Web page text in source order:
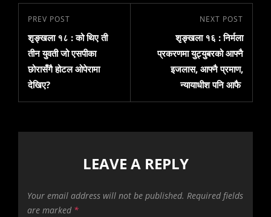
Post
navigation
Previous
Post
PREV POST
शृङ्खला १८ : को थिए ती
तीन युवती जो एसपीका
छोरासँगै होटल ओपेरामा
देखिए?
NEXT POST
शृङ्खला १६ : निर्मला
प्रकरणमा युट्युबरको आफ्नै
इजलास, आफ्नै प्रमाण,
न्यायाधीश पनि आफै
LEAVE A REPLY
Your email address will not be published. Required fields
are marked *